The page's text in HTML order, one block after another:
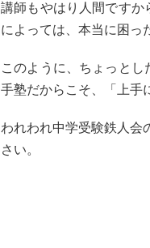
講師もやはり人間ですか
によっては、本当に困っ
このように、ちょっと
手塾だからこそ、「上手
われわれ中学受験鉄人会
さい。